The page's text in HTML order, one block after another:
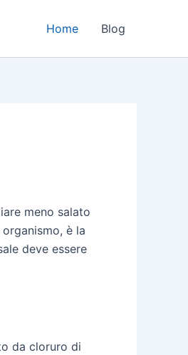
Home Blog
meno salato
è la
deve essere
da cloruro di